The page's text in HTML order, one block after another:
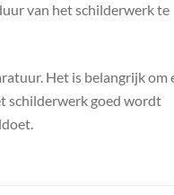
van het schilderwerk te
Het is belangrijk om
schilderwerk goed wordt